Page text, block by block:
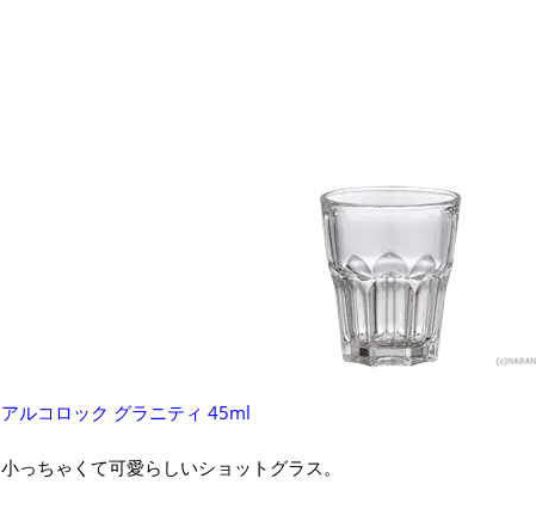
アルコロック グラニティ 45ml
小っちゃくて可愛らしいショットグラス。